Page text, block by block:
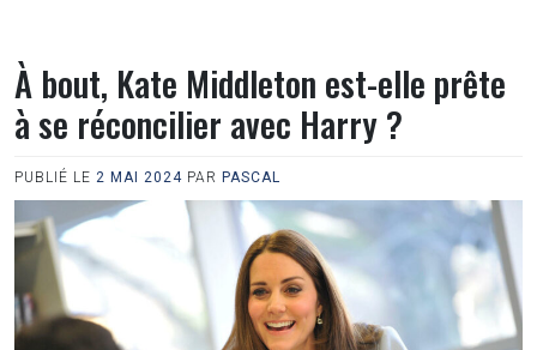
À bout, Kate Middleton est-elle prête
à se réconcilier avec Harry ?
PUBLIÉ LE 2 MAI 2024 PAR PASCAL